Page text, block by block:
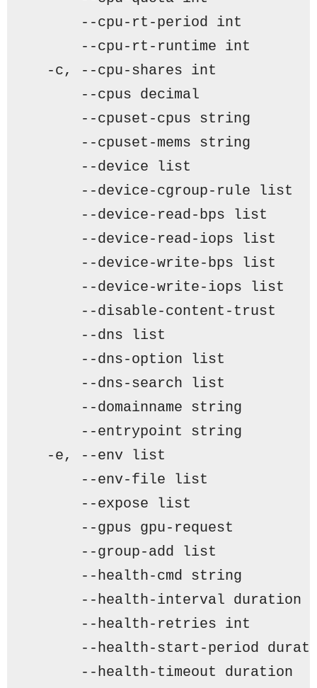
--cpu-rt-period int
--cpu-rt-runtime int
-c, --cpu-shares int
--cpus decimal
--cpuset-cpus string
--cpuset-mems string
--device list
--device-cgroup-rule list
--device-read-bps list
--device-read-iops list
--device-write-bps list
--device-write-iops list
--disable-content-trust
--dns list
--dns-option list
--dns-search list
--domainname string
--entrypoint string
-e, --env list
--env-file list
--expose list
--gpus gpu-request
--group-add list
--health-cmd string
--health-interval duration
- -health-retries int
- -health-start-period
--health-timeout duration